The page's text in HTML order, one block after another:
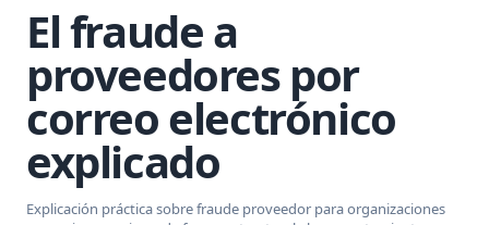
El fraude a
proveedores por
correo electrónico
explicado
Explicación práctica sobre fraude proveedor para organizaciones